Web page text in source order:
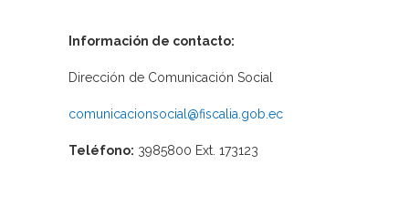
Información de contacto:
Dirección de Comunicación Social
comunicacionsocial@fiscalia.gob.ec
Teléfono: 3985800 Ext. 173123